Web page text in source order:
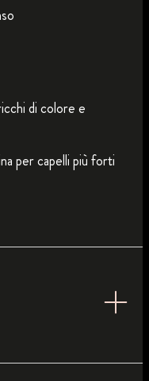
di colore e
per capelli più forti